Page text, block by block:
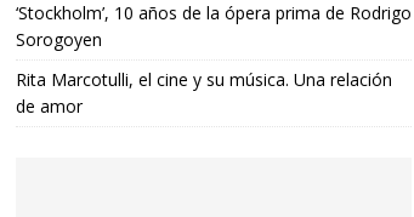
‘Stockholm’, 10 años de la ópera prima de Rodrigo
Sorogoyen
Rita Marcotulli, el cine y su música. Una relación
de amor